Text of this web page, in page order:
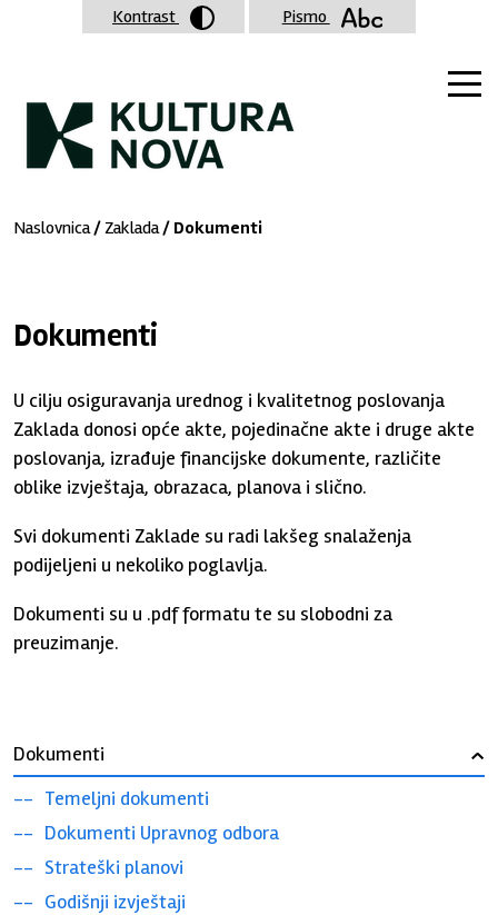
Naslovnica/Zaklada/ Dokumenti
Dokumenti
U cilju osiguravanja urednog i kvalitetnog poslovanja
Zaklada donosi opće akte, pojedinačne akte i druge akte
poslovanja, izrađuje financijske dokumente, različite
oblike izvještaja, obrazaca, planova i slično.
Svi dokumenti Zaklade su radi lakšeg snalaženja
podijeljeni u nekoliko poglavlja.
Dokumenti su u .pdf formatu te su slobodni za
preuzimanje.
Dokumenti ›
Temeljni dokumenti
Dokumenti Upravnog odbora
Strateški planovi
Godišnji izvještaji
Kontrast Pismo